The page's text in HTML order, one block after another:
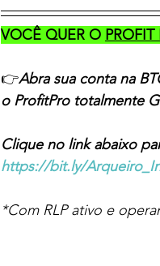
VOCÊ QUER O PROFIT
👉Abra sua conta na
o ProfitPro totalmente
Clique no link abaixo
https://bit.ly/
*Com RLP ativo e